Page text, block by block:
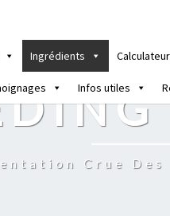
Ingrédients
Infos utiles
Crue Des